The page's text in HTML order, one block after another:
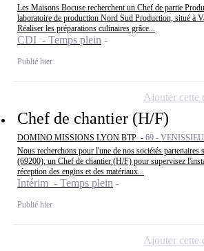
Les Maisons Bocuse recherchent un Chef de partie
laboratoire de production Nord Sud Production, situé à
Réaliser les préparations culinaires grâce...
CDI - Temps plein
Publié hier
Chef de chantier (H/F)
DOMINO MISSIONS LYON BTP - 69 -
Nous recherchons pour l'une de nos sociétés partenaires
(69200), un Chef de chantier (H/F) pour supervisez
réception des engins et des matériaux...
Intérim - Temps plein
Publié hier
Ajouter cette
Ajouter cette